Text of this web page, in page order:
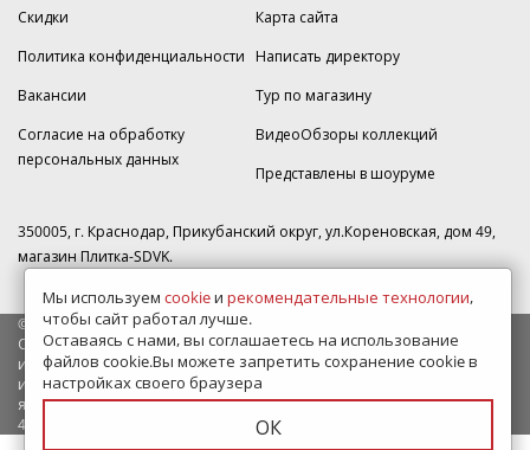
Скидки
Политика конфиденциальности
Вакансии
Согласие на обработку
персональных данных
Карта сайта
Написать директору
Тур по магазину
ВидеоОбзоры коллекций
Представлены в шоуруме
350005, г. Краснодар, Прикубанский округ, ул.Кореновская, дом 49,
магазин Плитка-SDVK.
© 2009—2026 г. Все права защищены
Обращаем Ваше внимание на то, что данный интернет-сайт носит
исключительно информационный характер и ни при каких условиях
информационные материалы и цены, размещенные на сайте, не
являются публичной офертой, определяемой положениями Статьи
437 Гражданского кодекса РФ.
Мы используем cookieи рекомендательные технологии,
чтобы сайт работал лучше.
Оставаясь с нами, вы соглашаетесь на использование
файлов cookie.Вы можете запретить сохранение cookie в
настройках своего браузера
ОК